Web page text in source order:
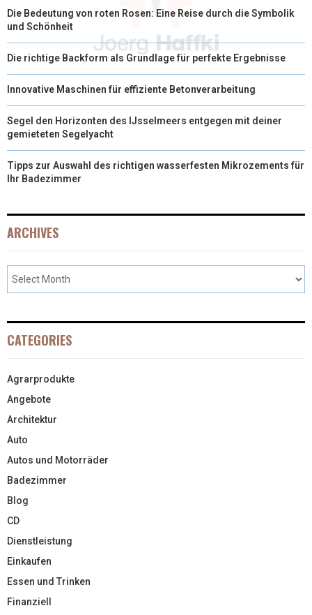
Die Bedeutung von roten Rosen: Eine Reise durch die Symbolik
und Schönheit
Die richtige Backform als Grundlage für perfekte Ergebnisse
Innovative Maschinen für effiziente Betonverarbeitung
Segel den Horizonten des IJsselmeers entgegen mit deiner
gemieteten Segelyacht
Tipps zur Auswahl des richtigen wasserfesten Mikrozements für
Ihr Badezimmer
ARCHIVES
CATEGORIES
Agrarprodukte
Angebote
Architektur
Auto
Autos und Motorräder
Badezimmer
Blog
CD
Dienstleistung
Einkaufen
Essen und Trinken
Finanziell